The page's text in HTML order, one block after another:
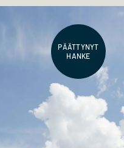
PÄÄTTYNYT
HANKE